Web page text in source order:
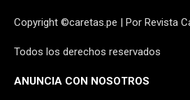
Copyright ©caretas.pe | Por Revista
Todos los derechos reservados
ANUNCIA CON NOSOTROS